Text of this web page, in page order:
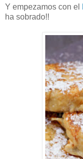
Y empezamos con el
ha sobrado!!